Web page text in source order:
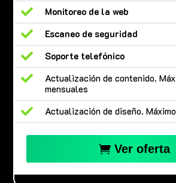
 Monitoreo de la web
 Escaneo de seguridad
 Soporte telefónico

Actualización de contenido.
mensuales
 Actualización de diseño.
Ver oferta